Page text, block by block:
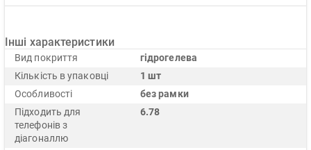
Інші характеристики
Вид покриття
гідрогелева
Кількість в упаковці
1 шт
Особливості
без рамки
Підходить для
телефонів з
діагоналлю
6.78